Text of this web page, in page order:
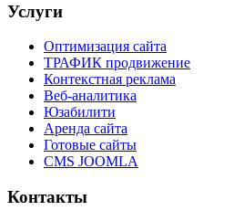
Услуги
Оптимизация сайта
ТРАФИК продвижение
Контекстная реклама
Веб-аналитика
Юзабилити
Аренда сайта
Готовые сайты
CMS JOOMLA
Контакты